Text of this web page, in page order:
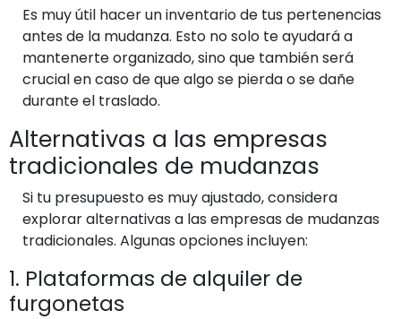
Es muy útil hacer un inventario de tus pertenencias
antes de la mudanza. Esto no solo te ayudará a
mantenerte organizado, sino que también será
crucial en caso de que algo se pierda o se dañe
durante el traslado.
Alternativas a las empresas
tradicionales de mudanzas
Si tu presupuesto es muy ajustado, considera
explorar alternativas a las empresas de mudanzas
tradicionales. Algunas opciones incluyen:
1. Plataformas de alquiler de
furgonetas